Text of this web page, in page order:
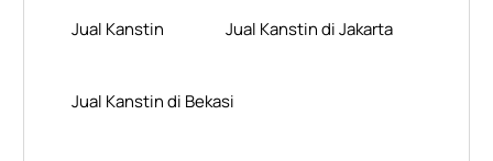
Jual Kanstin Jual Kanstin di Jakarta
Jual Kanstin di Bekasi